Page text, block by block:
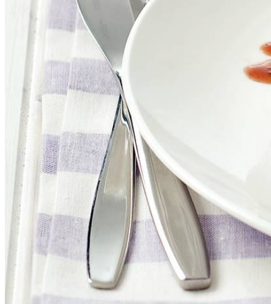
pesto alla genovese
tl rozemarijn